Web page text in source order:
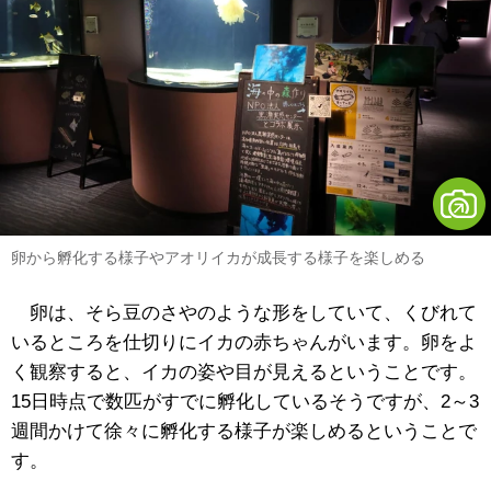
卵から孵化する様子やアオリイカが成長する様子を楽しめる
卵は、そら豆のさやのような形をしていて、くびれて
いるところを仕切りにイカの赤ちゃんがいます。卵をよ
く観察すると、イカの姿や目が見えるということです。
15日時点で数匹がすでに孵化しているそうですが、2～3
週間かけて徐々に孵化する様子が楽しめるということで
す。